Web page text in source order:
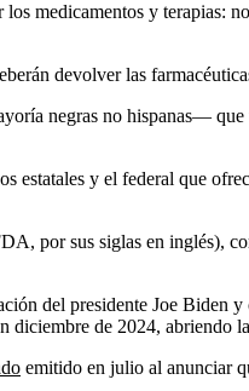
medicamentos y terapias:
devolver las
negras no hispanas—
y el federal que
por sus siglas en inglés),
del presidente Joe
de 2024, abriendo
emitido en julio al anunciar